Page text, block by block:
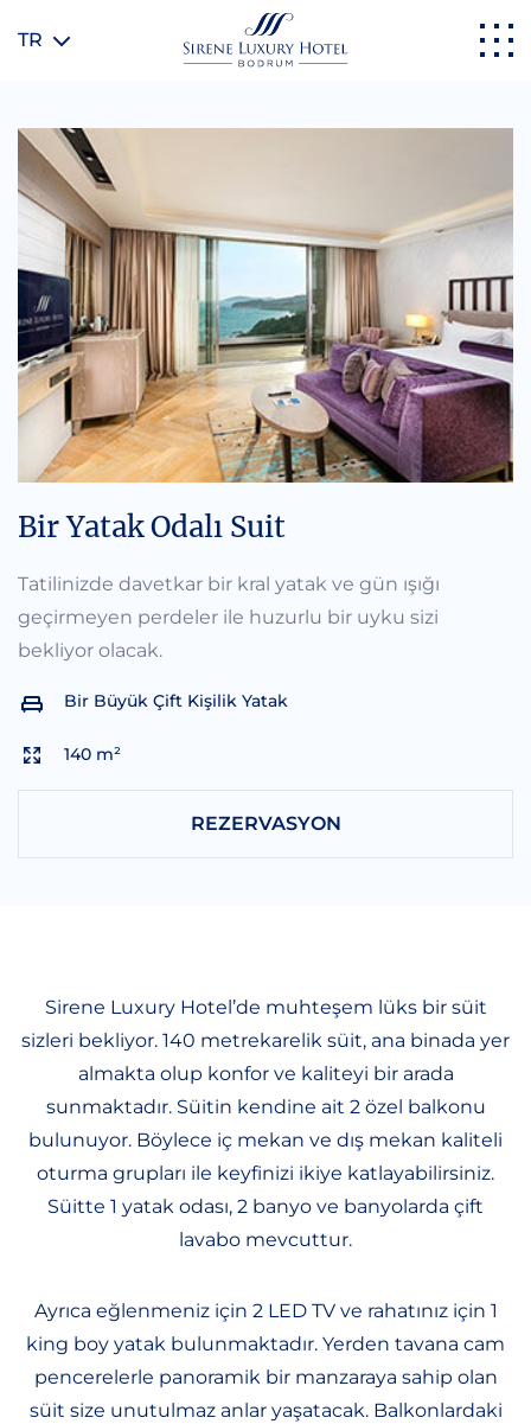
TR
Bir Yatak Odalı Suit
Tatilinizde davetkar bir kral yatak ve gün ışığı
geçirmeyen perdeler ile huzurlu bir uyku sizi
bekliyor olacak.
Bir Büyük Çift Kişilik Yatak
140 m²
REZERVASYON
Sirene Luxury Hotel’de muhteşem lüks bir süit
sizleri bekliyor. 140 metrekarelik süit, ana binada yer
almakta olup konfor ve kaliteyi bir arada
sunmaktadır. Süitin kendine ait 2 özel balkonu
bulunuyor. Böylece iç mekan ve dış mekan kaliteli
oturma grupları ile keyfinizi ikiye katlayabilirsiniz.
Süitte 1 yatak odası, 2 banyo ve banyolarda çift
lavabo mevcuttur.
Ayrıca eğlenmeniz için 2 LED TV ve rahatınız için 1
king boy yatak bulunmaktadır. Yerden tavana cam
pencerelerle panoramik bir manzaraya sahip olan
süit size unutulmaz anlar yaşatacak. Balkonlardaki